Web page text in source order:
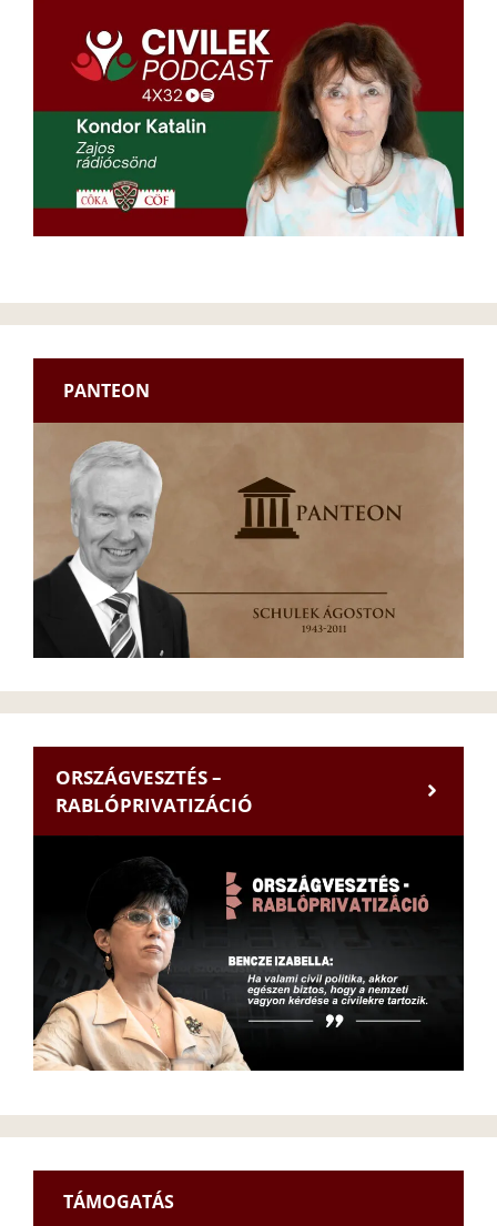
PANTEON
ORSZÁGVESZTÉS –
RABLÓPRIVATIZÁCIÓ
TÁMOGATÁS